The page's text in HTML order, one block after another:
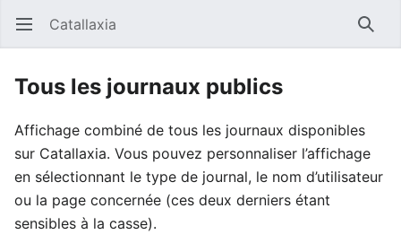
Ouvrir le menu principal Catallaxia
Tous les journaux publics
Affichage combiné de tous les journaux disponibles
sur Catallaxia. Vous pouvez personnaliser l’affichage
en sélectionnant le type de journal, le nom d’utilisateur
ou la page concernée (ces deux derniers étant
sensibles à la casse).